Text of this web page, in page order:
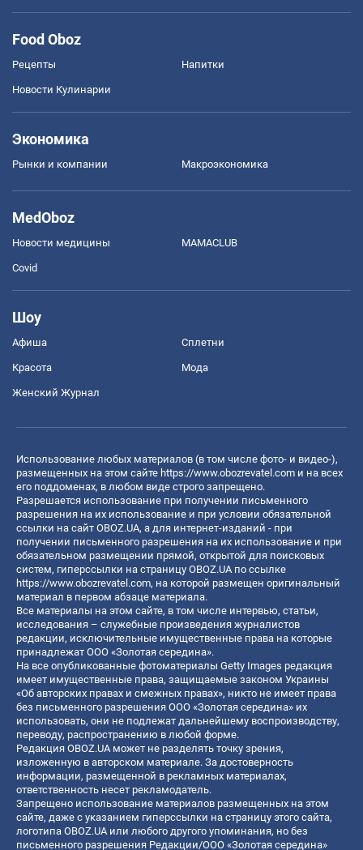
Food Oboz
Рецепты Напитки
Новости Кулинарии
Экономика
Рынки и компании Mакроэкономика
MedOboz
Новости медицины MAMACLUB
Covid
Шоу
Афиша Сплетни
Красота Мода
Женский Журнал
Использование любых материалов (в том числе фото- и видео-),
размещенных на этом сайте https://www.obozrevatel.com и на всех
его поддоменах, в любом виде строго запрещено.
Разрешается использование при получении письменного
разрешения на их использование и при условии обязательной
ссылки на сайт OBOZ.UA, а для интернет-изданий - при
получении письменного разрешения на их использование и при
обязательном размещении прямой, открытой для поисковых
систем, гиперссылки на страницу OBOZ.UA по ссылке
https://www.obozrevatel.com, на которой размещен оригинальный
материал в первом абзаце материала.
Все материалы на этом сайте, в том числе интервью, статьи,
исследования – служебные произведения журналистов
редакции, исключительные имущественные права на которые
принадлежат ООО «Золотая середина».
На все опубликованные фотоматериалы Getty Images редакция
имеет имущественные права, защищаемые законом Украины
«Об авторских правах и смежных правах», никто не имеет права
без письменного разрешения ООО «Золотая середина» их
использовать, они не подлежат дальнейшему воспроизводству,
переводу, распространению в любой форме.
Редакция OBOZ.UA может не разделять точку зрения,
изложенную в авторском материале. За достоверность
информации, размещенной в рекламных материалах,
ответственность несет рекламодатель.
Запрещено использование материалов размещенных на этом
сайте, даже с указанием гиперссылки на страницу этого сайта,
логотипа OBOZ.UA или любого другого упоминания, но без
письменного разрешения Редакции/ООО «Золотая середина»